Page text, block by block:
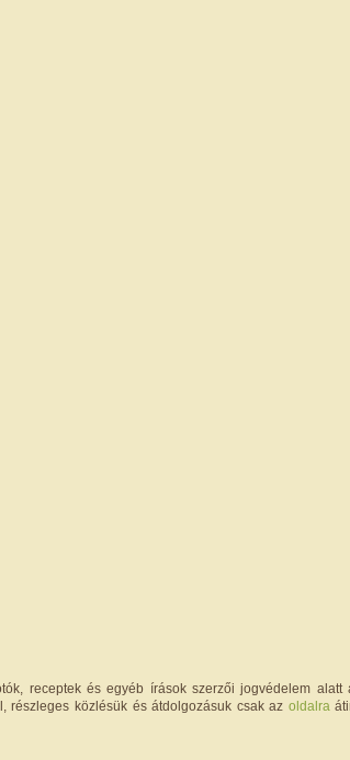
receptek és egyéb írások szerzői jogvédelem
részleges közlésük és átdolgozásuk csak az oldalra